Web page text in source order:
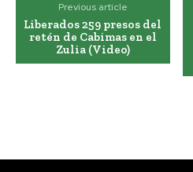
Previous article
Liberados 259 presos del
retén de Cabimas en el
Zulia (Video)